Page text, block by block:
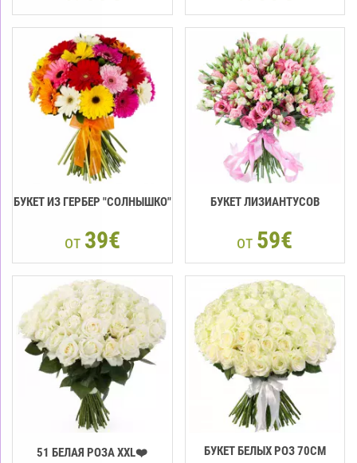
БУКЕТ ИЗ ГЕРБЕР "СОЛНЫШКО"
от 39€
БУКЕТ ЛИЗИАНТУСОВ
от 59€
51 БЕЛАЯ РОЗА XXL❤️ БУКЕТ БЕЛЫХ РОЗ 70СМ